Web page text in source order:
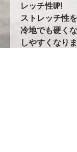
レッチ性UP!
ストレッチ性
冷地でも硬く
しやすくなり